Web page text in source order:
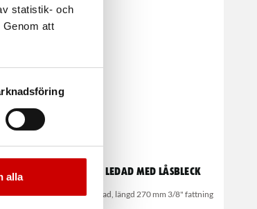
statistik- och
Genom att
alla Tändstiftshylsa ledad med låsbleck
16 mm, 6-kants hylsa ledad, längd 270 mm 3/8" fattning